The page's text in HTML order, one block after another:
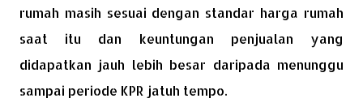
rumah masih sesuai dengan standar harga rumah
saat itu dan keuntungan penjualan yang
didapatkan jauh lebih besar daripada menunggu
sampai periode KPR jatuh tempo.